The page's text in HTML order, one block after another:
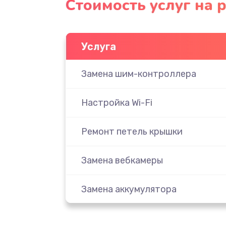
Стоимость услуг на
Услуга
Замена шим-контроллера
Настройка Wi-Fi
Ремонт петель крышки
Замена вебкамеры
Замена аккумулятора